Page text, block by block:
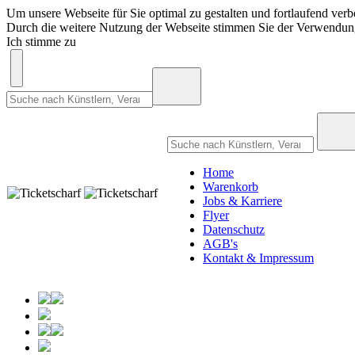
Um unsere Webseite für Sie optimal zu gestalten und fortlaufend
Durch die weitere Nutzung der Webseite stimmen Sie der
Ich stimme zu
Home
Warenkorb
Jobs & Karriere
Flyer
Datenschutz
AGB's
Kontakt & Impressum